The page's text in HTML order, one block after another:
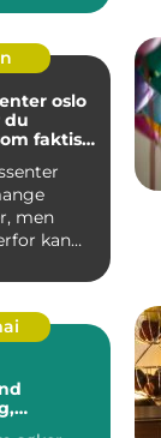
oslo
du
faktisk
men
kan
vite h...